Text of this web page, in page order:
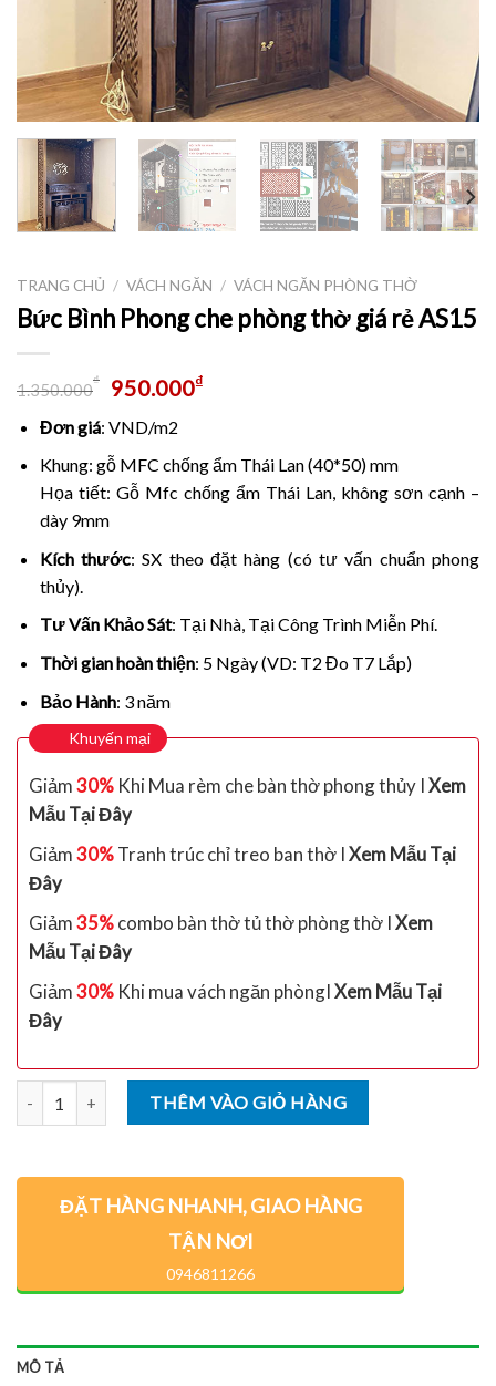
TRANG CHỦ / VÁCH NGĂN / VÁCH NGĂN PHÒNG THỜ
Bức Bình Phong che phòng thờ giá rẻ AS15
1.350.000
₫ 950.000₫
Đơn giá: VND/m2
Khung: gỗ MFC chống ẩm Thái Lan (40*50) mm
Họa tiết: Gỗ Mfc chống ẩm Thái Lan, không sơn cạnh –
dày 9mm
Kích thước: SX theo đặt hàng (có tư vấn chuẩn phong
thủy).
Tư Vấn Khảo Sát: Tại Nhà, Tại Công Trình Miễn Phí.
Thời gian hoàn thiện: 5 Ngày (VD: T2 Đo T7 Lắp)
Bảo Hành: 3 năm
Khuyến mại
Giảm30% Khi Mua rèm che bàn thờ phong thủy IXem
Mẫu Tại Đây
Giảm30%Tranh trúc chỉ treo ban thờ IXem Mẫu Tại
Đây
Giảm35%combo bàn thờ tủ thờ phòng thờ IXem
Mẫu Tại Đây
Giảm30% Khi mua vách ngăn phòngIXem Mẫu Tại
Đây
THÊM VÀO GIỎ HÀNG
ĐẶT HÀNG NHANH, GIAO HÀNG
TẬN NƠI
0946811266
MÔ TẢ